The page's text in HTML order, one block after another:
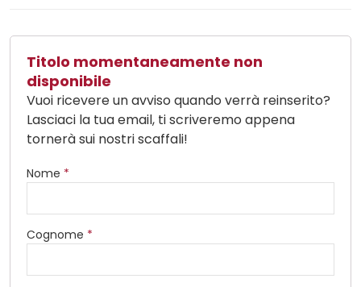
Titolo momentaneamente non
disponibile
Vuoi ricevere un avviso quando verrà reinserito?
Lasciaci la tua email, ti scriveremo appena
tornerà sui nostri scaffali!
Nome *
Cognome *